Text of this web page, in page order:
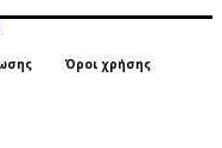
Όροι χρήσης